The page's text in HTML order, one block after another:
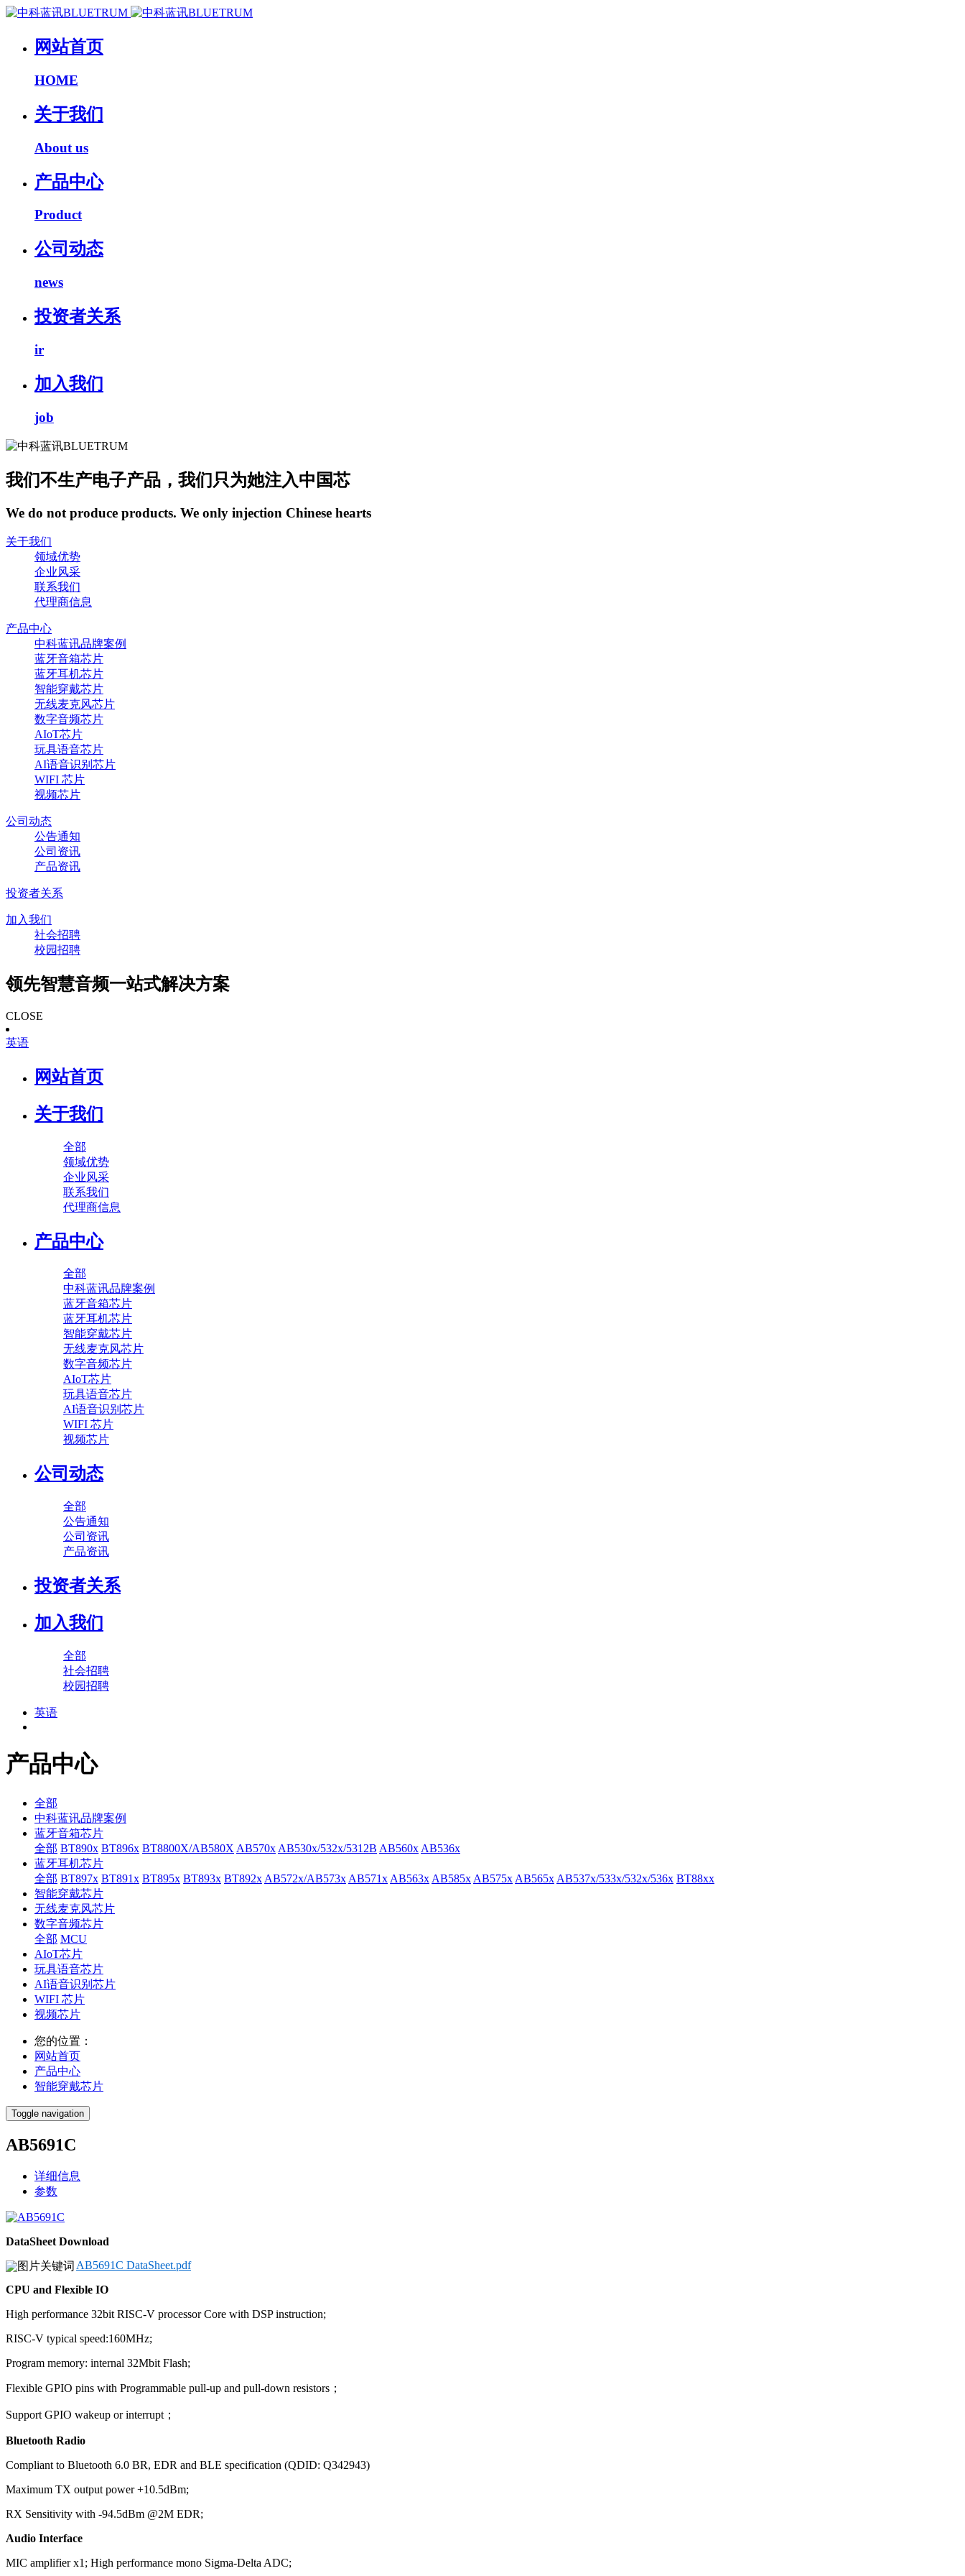
网站首页
HOME
关于我们
About us
产品中心
Product
公司动态
news
投资者关系
ir
加入我们
job
我们不生产电子产品，我们只为她注入中国芯
We do not produce products. We only injection Chinese hearts
关于我们
领域优势
企业风采
联系我们
代理商信息
产品中心
中科蓝讯品牌案例
蓝牙音箱芯片
蓝牙耳机芯片
智能穿戴芯片
无线麦克风芯片
数字音频芯片
AIoT芯片
玩具语音芯片
AI语音识别芯片
WIFI 芯片
视频芯片
公司动态
公告通知
公司资讯
产品资讯
投资者关系
加入我们
社会招聘
校园招聘
领先智慧音频一站式解决方案
CLOSE
英语
网站首页
关于我们
全部
领域优势
企业风采
联系我们
代理商信息
产品中心
全部
中科蓝讯品牌案例
蓝牙音箱芯片
蓝牙耳机芯片
智能穿戴芯片
无线麦克风芯片
数字音频芯片
AIoT芯片
玩具语音芯片
AI语音识别芯片
WIFI 芯片
视频芯片
公司动态
全部
公告通知
公司资讯
产品资讯
投资者关系
加入我们
全部
社会招聘
校园招聘
英语
产品中心
全部
中科蓝讯品牌案例
蓝牙音箱芯片
全部 BT890x BT896x BT8800X/AB580X AB570x AB530x/532x/5312B AB560x AB536x
蓝牙耳机芯片
全部 BT897x BT891x BT895x BT893x BT892x AB572x/AB573x AB571x AB563x AB585x AB575x AB565x AB537x/533x/532x/536x BT88xx
智能穿戴芯片
无线麦克风芯片
数字音频芯片
全部 MCU
AIoT芯片
玩具语音芯片
AI语音识别芯片
WIFI 芯片
视频芯片
您的位置：
网站首页
产品中心
智能穿戴芯片
Toggle navigation
AB5691C
详细信息
参数
DataSheet Download
AB5691C DataSheet.pdf
CPU and Flexible IO
High performance 32bit RISC-V processor Core with DSP instruction;
RISC-V typical speed:160MHz;
Program memory: internal 32Mbit Flash;
Flexible GPIO pins with Programmable pull-up and pull-down resistors；
Support GPIO wakeup or interrupt；
Bluetooth Radio
Compliant to Bluetooth 6.0 BR, EDR and BLE specification (QDID: Q342943)
Maximum TX output power +10.5dBm;
RX Sensitivity with -94.5dBm @2M EDR;
Audio Interface
MIC amplifier x1; High performance mono Sigma-Delta ADC;